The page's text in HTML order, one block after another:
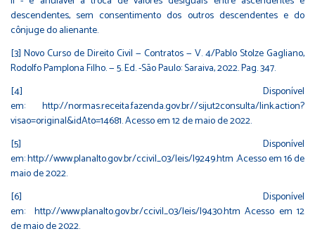
descendentes, sem consentimento dos outros descendentes e do
cônjuge do alienante.
[3] Novo Curso de Direito Civil — Contratos — V. 4/Pablo Stolze Gagliano,
Rodolfo Pamplona Filho. — 5. Ed. -São Paulo: Saraiva, 2022. Pag. 347.
[4] Disponível
em: http://normas.receita.fazenda.gov.br//sijut2consulta/link.action?
visao=original&idAto=14681. Acesso em 12 de maio de 2022.
[5] Disponível
em:http://www.planalto.gov.br/ccivil_03/leis/l9249.htm .Acesso em 16 de
maio de 2022.
[6] Disponível
em: http://www.planalto.gov.br/ccivil_03/leis/l9430.htm Acesso em 12
de maio de 2022.